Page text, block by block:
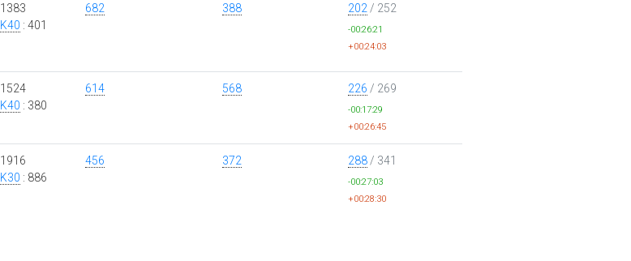
1383
K40 : 401
682 388 202 / 252
-00:26:21
+00:24:03
1524
K40 : 380
614 568 226 / 269
-00:17:29
+00:26:45
1916
K30 : 886
456 372 288 / 341
-00:27:03
+00:28:30